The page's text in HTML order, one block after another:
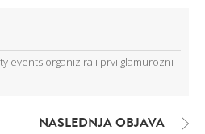
events organizirali prvi glamurozni
NASLEDNJA OBJAVA